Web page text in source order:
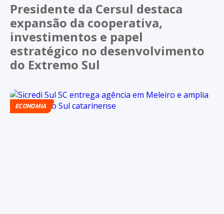
Presidente da Cersul destaca
expansão da cooperativa,
investimentos e papel
estratégico no desenvolvimento
do Extremo Sul
ECONOMIA